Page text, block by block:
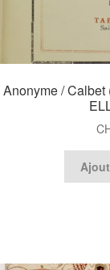
Anonyme /